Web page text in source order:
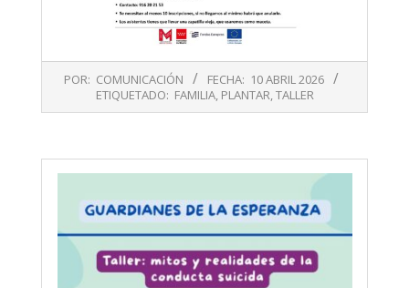
10
POR: COMUNICACIÓN FECHA: 10 ABRIL 2026
ETIQUETADO: FAMILIA, PLANTAR,TALLER